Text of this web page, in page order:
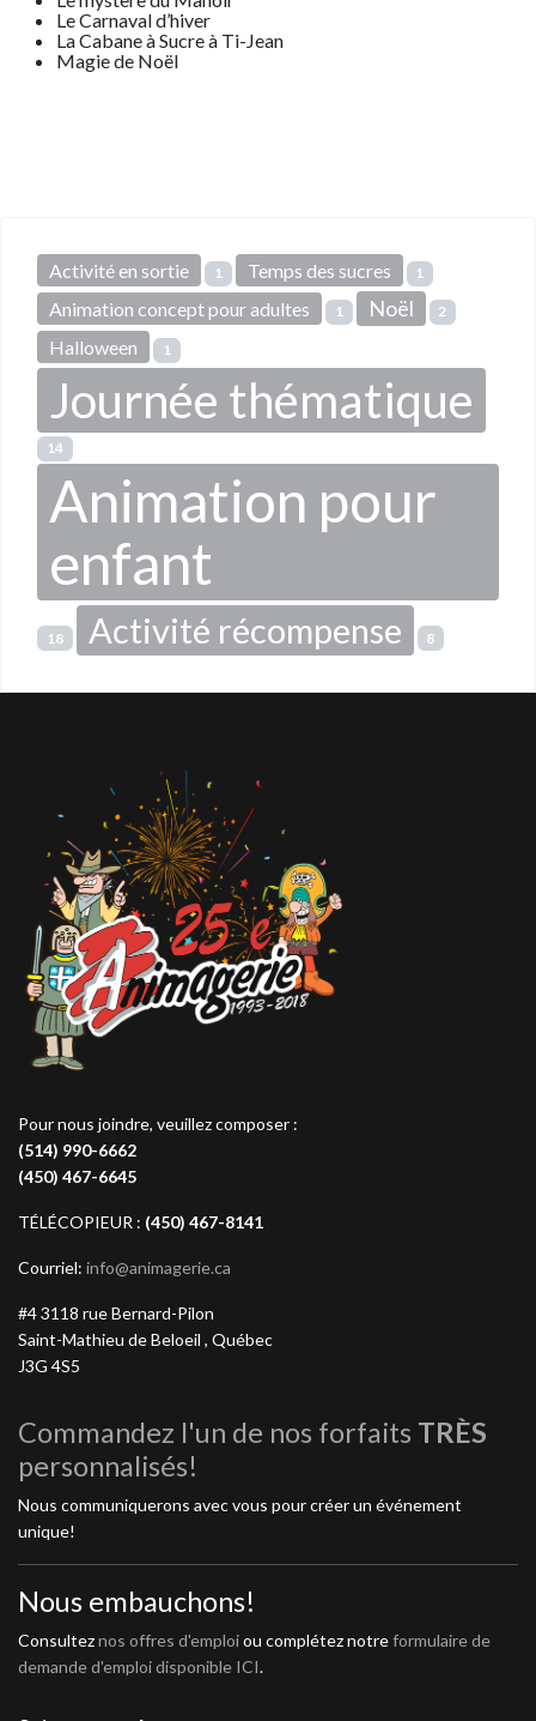
Le Carnaval d’hiver
La Cabane à Sucre à Ti-Jean
Magie de Noël
Activité en sortie 1 Temps des sucres 1
Animation concept pour adultes 1 Noël 2
Halloween 1
Journée thématique
14
Animation pour
enfant
18 Activité récompense 8
Pour nous joindre, veuillez composer :
(514) 990-6662
(450) 467-6645
TÉLÉCOPIEUR : (450) 467-8141
Courriel: info@animagerie.ca
#4 3118 rue Bernard-Pilon
Saint-Mathieu de Beloeil , Québec
J3G 4S5
Commandez l'un de nos forfaits TRÈS
personnalisés!
Nous communiquerons avec vous pour créer un événement
unique!
Nous embauchons!
Consulteznos offres d'emploiou complétez notreformulaire de
demande d'emploi disponible ICI.